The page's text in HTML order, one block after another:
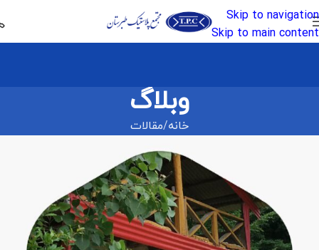
Skip to navigation
Skip to main content
وبلاگ
خانه مقالات